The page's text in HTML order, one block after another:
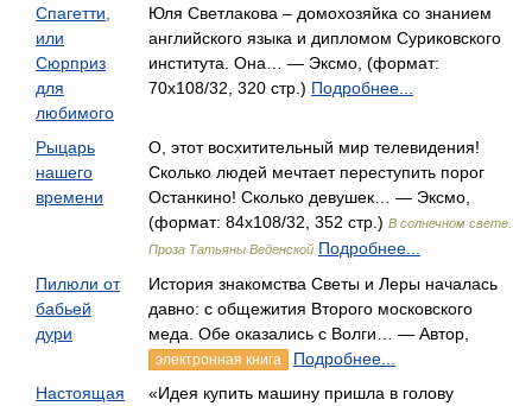
Спагетти,
или
Сюрприз
для
любимого
Юля Светлакова – домохозяйка со знанием
английского языка и дипломом Суриковского
института. Она… — Эксмо, (формат:
70x108/32, 320 стр.) Подробнее...
Рыцарь
нашего
времени
О, этот восхитительный мир телевидения!
Сколько людей мечтает переступить порог
Останкино! Сколько девушек… — Эксмо,
(формат: 84x108/32, 352 стр.) В солнечном свете.
Проза Татьяны Веденской Подробнее...
Пилюли от
бабьей
дури
История знакомства Светы и Леры началась
давно: с общежития Второго московского
меда. Обе оказались с Волги… — Автор,
электронная книга
Подробнее...
Настоящая
«Идея купить машину пришла в голову